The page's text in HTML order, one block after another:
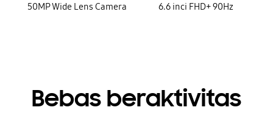
50MP Wide Lens Camera 6.6 inci FHD+ 90Hz
Bebas beraktivitas